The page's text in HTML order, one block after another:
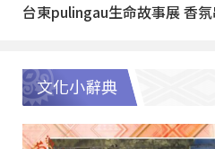
台東pulingau生命故事展 香
文化小辭典